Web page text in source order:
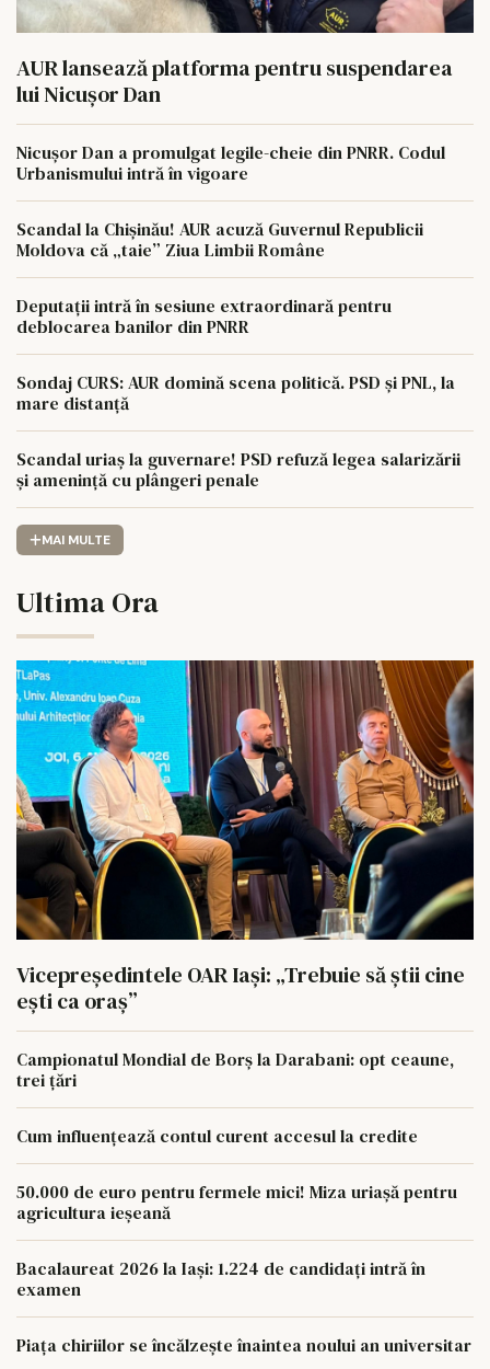
AUR lansează platforma pentru suspendarea
lui Nicușor Dan
Nicușor Dan a promulgat legile-cheie din PNRR. Codul
Urbanismului intră în vigoare
Scandal la Chișinău! AUR acuză Guvernul Republicii
Moldova că „taie” Ziua Limbii Române
Deputații intră în sesiune extraordinară pentru
deblocarea banilor din PNRR
Sondaj CURS: AUR domină scena politică. PSD și PNL, la
mare distanță
Scandal uriaș la guvernare! PSD refuză legea salarizării
și amenință cu plângeri penale
MAI MULTE
Ultima Ora
Vicepreședintele OAR Iași: „Trebuie să știi cine
ești ca oraș”
Campionatul Mondial de Borș la Darabani: opt ceaune,
trei țări
Cum influențează contul curent accesul la credite
50.000 de euro pentru fermele mici! Miza uriașă pentru
agricultura ieșeană
Bacalaureat 2026 la Iași: 1.224 de candidați intră în
examen
Piața chiriilor se încălzește înaintea noului an universitar